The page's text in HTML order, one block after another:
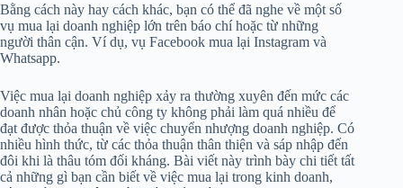
Bằng cách này hay cách khác, bạn có thể đã nghe về một số
vụ mua lại doanh nghiệp lớn trên báo chí hoặc từ những
người thân cận. Ví dụ, vụ Facebook mua lại Instagram và
Whatsapp.
Việc mua lại doanh nghiệp xảy ra thường xuyên đến mức các
doanh nhân hoặc chủ công ty không phải làm quá nhiều để
đạt được thỏa thuận về việc chuyển nhượng doanh nghiệp. Có
nhiều hình thức, từ các thỏa thuận thân thiện và sáp nhập đến
đôi khi là thâu tóm đối kháng. Bài viết này trình bày chi tiết tất
cả những gì bạn cần biết về việc mua lại trong kinh doanh,